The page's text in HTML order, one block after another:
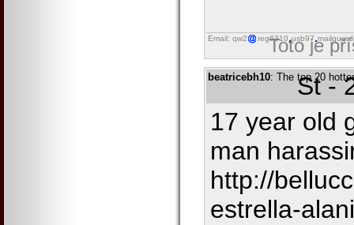
Email: qw2 reg6310 usb97
Toto je
beatricebh10: The top 20
St -
17 year old
man
http://
estrella-